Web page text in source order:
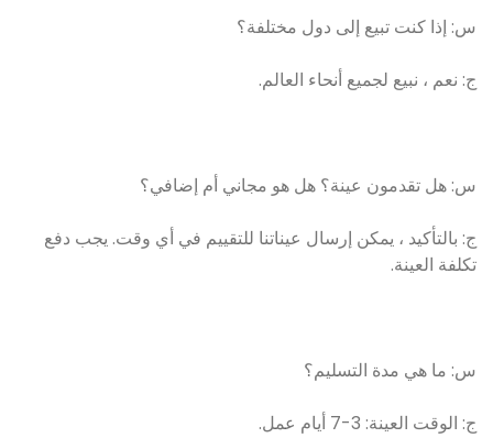
س: إذا كنت تبيع إلى دول مختلفة؟
ج: نعم ، نبيع لجميع أنحاء العالم.
س: هل تقدمون عينة؟ هل هو مجاني أم إضافي؟
ج: بالتأكيد ، يمكن إرسال عيناتنا للتقييم في أي وقت. يجب دفع
تكلفة العينة.
س: ما هي مدة التسليم؟
ج: الوقت العينة: 3-7 أيام عمل.